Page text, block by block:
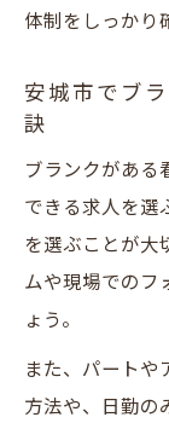
体制をしっかり
安城市でブ
訣
ブランクがある
できる求人を選
を選ぶことが大
ムや現場でのフ
ょう。
また、パートや
方法や、日勤の